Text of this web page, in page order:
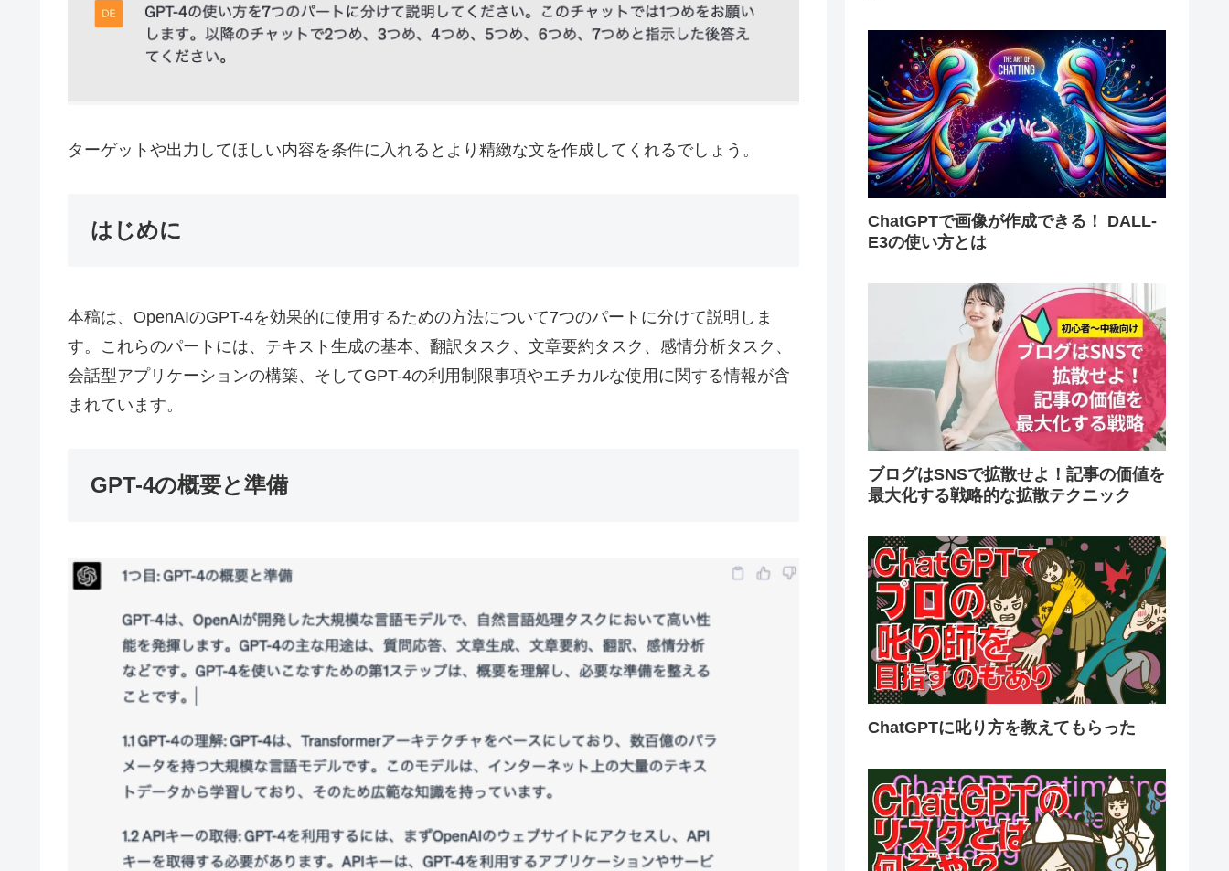
ターゲットや出力してほしい内容を条件に入れるとより精緻な文を作成してくれるでしょう。
はじめに
本稿は、OpenAIのGPT-4を効果的に使用するための方法について7つのパートに分けて説明しま
す。これらのパートには、テキスト生成の基本、翻訳タスク、文章要約タスク、感情分析タスク、
会話型アプリケーションの構築、そしてGPT-4の利用制限事項やエチカルな使用に関する情報が含
まれています。
GPT-4の概要と準備
ChatGPTで画像が作成できる！ DALL-
E3の使い方とは
ブログはSNSで拡散せよ！記事の価値を
最大化する戦略的な拡散テクニック
ChatGPTに叱り方を教えてもらった